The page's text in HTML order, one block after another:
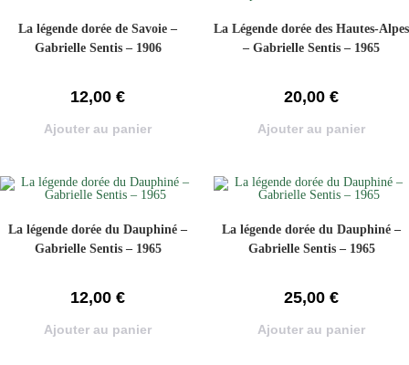
La légende dorée de Savoie –
Gabrielle Sentis – 1906
12,00 €
Ajouter au panier
La Légende dorée des Hautes-Alpes
– Gabrielle Sentis – 1965
20,00 €
Ajouter au panier
La légende dorée du Dauphiné –
Gabrielle Sentis – 1965
12,00 €
Ajouter au panier
La légende dorée du Dauphiné –
Gabrielle Sentis – 1965
25,00 €
Ajouter au panier